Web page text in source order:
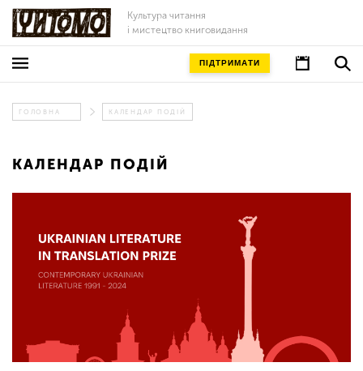
Культура читання
і мистецтво книговидання
ПІДТРИМАТИ
ГОЛОВНА КАЛЕНДАР ПОДІЙ
КАЛЕНДАР ПОДІЙ